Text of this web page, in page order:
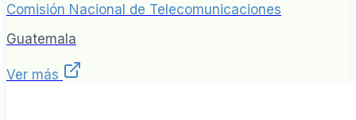
Comisión Nacional de Telecomunicaciones
Guatemala
Ver más